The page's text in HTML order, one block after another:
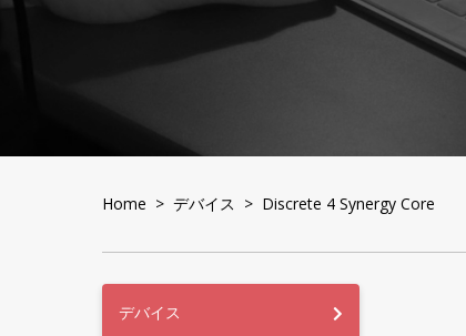
Home > デバイス > Discrete 4 Synergy Core
デバイス